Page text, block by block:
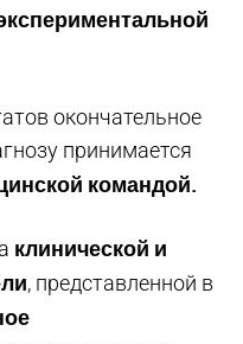
окончательное
принимается
командой.
клинической и
, представленной в